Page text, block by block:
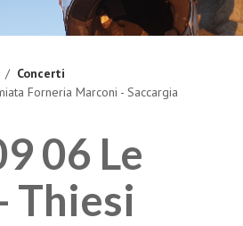
Concerti
Forneria Marconi - Saccargia
06 Le
Thiesi